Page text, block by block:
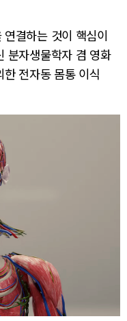
결하는 것이 핵심이
분자생물학자 겸 영화
전자동 몸통 이식